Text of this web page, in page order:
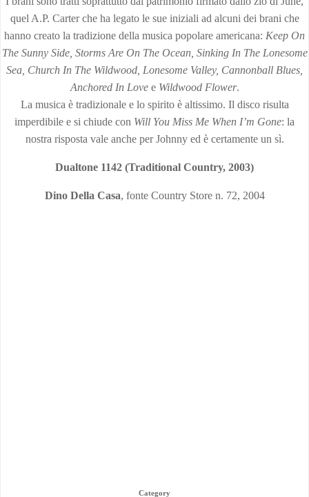
quel A.P. Carter che ha legato le sue iniziali ad alcuni dei brani che
hanno creato la tradizione della musica popolare americana: Keep On
The Sunny Side, Storms Are On The Ocean, Sinking In The Lonesome
Sea, Church In The Wildwood, Lonesome Valley, Cannonball Blues,
Anchored In Love eWildwood Flower.
La musica è tradizionale e lo spirito è altissimo. Il disco risulta
imperdibile e si chiude con Will You Miss Me When I’m Gone: la
nostra risposta vale anche per Johnny ed è certamente un sì.
Dualtone 1142 (Traditional Country, 2003)
Dino Della Casa, fonte Country Store n. 72, 2004
Category